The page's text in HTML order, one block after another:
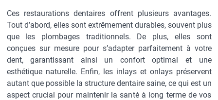
Ces restaurations dentaires offrent plusieurs avantages.
Tout d’abord, elles sont extrêmement durables, souvent plus
que les plombages traditionnels. De plus, elles sont
conçues sur mesure pour s’adapter parfaitement à votre
dent, garantissant ainsi un confort optimal et une
esthétique naturelle. Enfin, les inlays et onlays préservent
autant que possible la structure dentaire saine, ce qui est un
aspect crucial pour maintenir la santé à long terme de vos